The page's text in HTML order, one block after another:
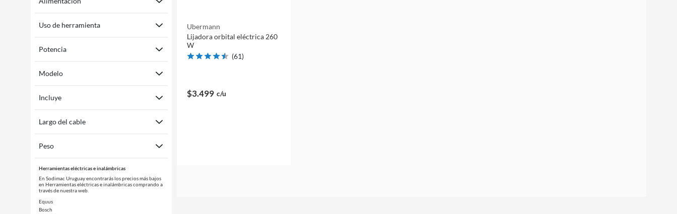
Uso de herramienta
Potencia
Modelo
Incluye
Largo del cable
Peso
Herramientas eléctricas e inalámbricas
En Sodimac Uruguay encontrarás los precios más bajos
en Herramientas eléctricas e inalámbricas comprando a
través de nuestra web.
Equus
Bosch
Ubermann
Lijadora orbital eléctrica 260
W
(61)
$3.499 c/u